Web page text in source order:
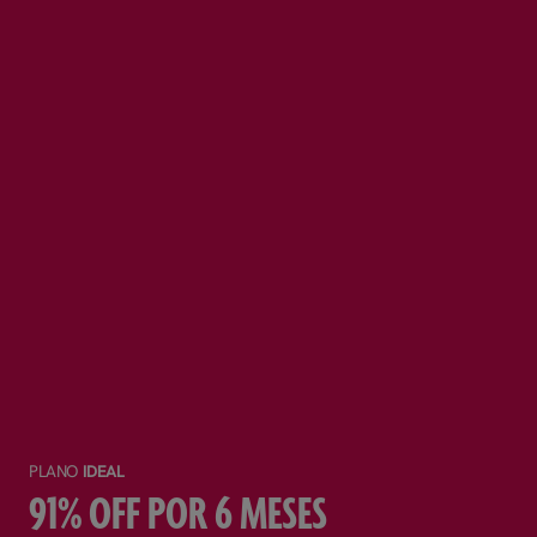
PLANO IDEAL
91% OFF POR 6 MESES